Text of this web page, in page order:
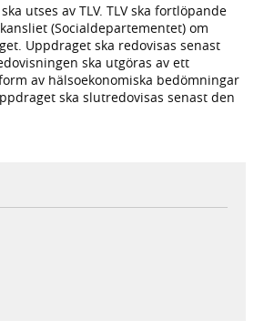
utses av TLV. TLV ska fortlöpande
(Socialdepartementet) om
Uppdraget ska redovisas senast
ska utgöras av ett
av hälsoekonomiska bedömningar
ska slutredovisas senast den
i ny flik, extern webbplats,
flik, extern webbplats,
i ny flik, extern webbplats,
din e-postklient,